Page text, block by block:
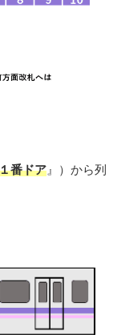
番ドア 』）から列